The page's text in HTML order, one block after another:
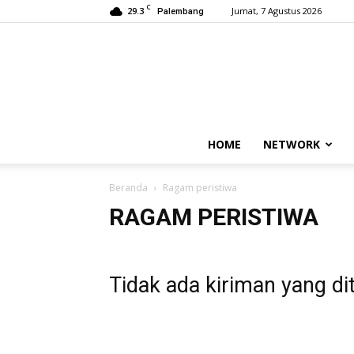
29.3 C Palembang Jumat, 7 Agustus 2026
HOME NETWORK
Beranda Ragam peristiwa
RAGAM PERISTIWA
Tidak ada kiriman yang